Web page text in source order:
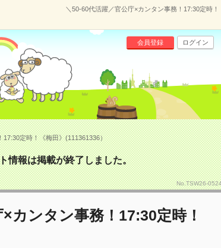
＼50‐60代活躍／官公庁×カンタン事務！17:30定時
会員登録 ログイン
17:30定時！《梅田》(111361336）
情報は掲載が終了しました。
No.TSW26-
カンタン事務！17:30定時！